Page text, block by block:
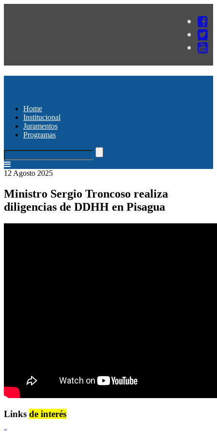
Home
Institucional
Juramentos
Programas
12 Agosto 2025
Ministro Sergio Troncoso realiza
diligencias de DDHH en Pisagua
Links de interés